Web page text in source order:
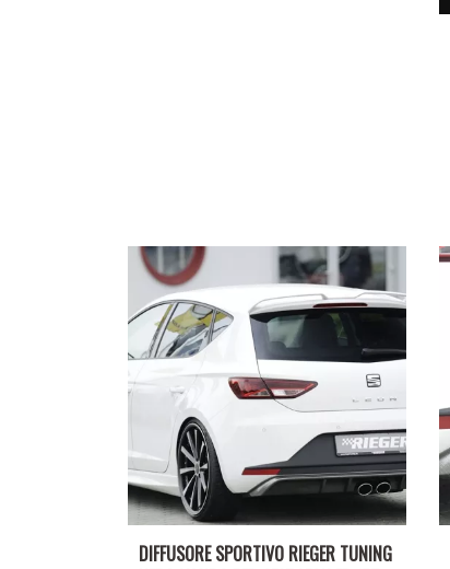
DIFFUSORE SPORTIVO RIEGER TUNING